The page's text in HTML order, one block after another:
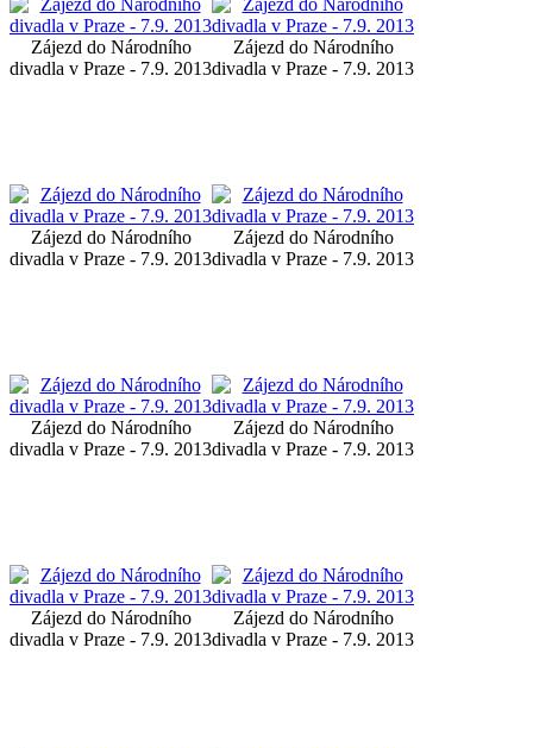
Zájezd do Národního
divadla v Praze - 7.9. 2013
Zájezd do Národního
divadla v Praze - 7.9. 2013
Zájezd do Národního
divadla v Praze - 7.9. 2013
Zájezd do Národního
divadla v Praze - 7.9. 2013
Zájezd do Národního
divadla v Praze - 7.9. 2013
Zájezd do Národního
divadla v Praze - 7.9. 2013
Zájezd do Národního
divadla v Praze - 7.9. 2013
Zájezd do Národního
divadla v Praze - 7.9. 2013